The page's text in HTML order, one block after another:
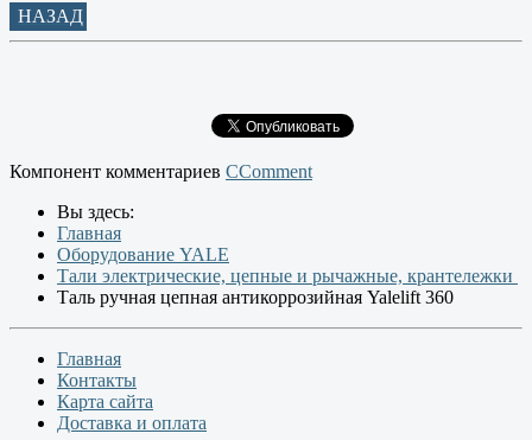
НАЗАД
Компонент комментариев CComment
Вы здесь:
Главная
Оборудование YALE
Тали электрические, цепные и рычажные, крантележки
Таль ручная цепная антикоррозийная Yalelift 360
Главная
Контакты
Карта сайта
Доставка и оплата